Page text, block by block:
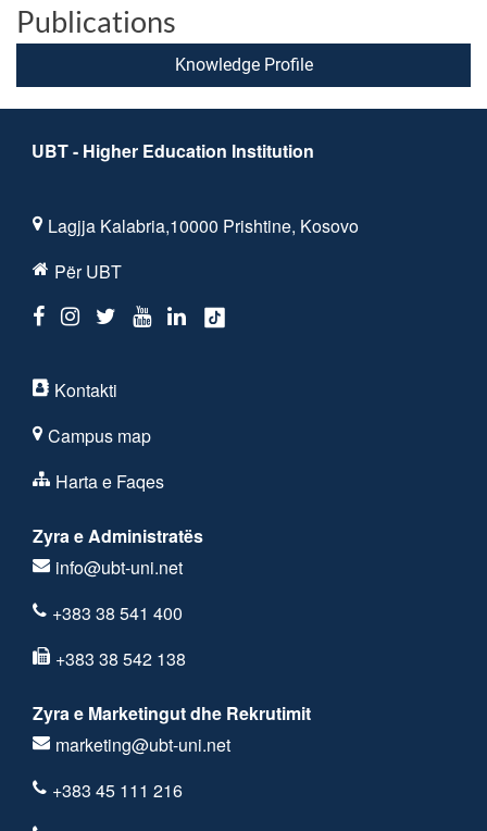
Publications
Knowledge Profile
UBT - Higher Education Institution
Lagjja Kalabria,10000 Prishtine, Kosovo
Për UBT
Kontakti
Campus map
Harta e Faqes
Zyra e Administratës
info@ubt-uni.net
+383 38 541 400
+383 38 542 138
Zyra e Marketingut dhe Rekrutimit
marketing@ubt-uni.net
+383 45 111 216